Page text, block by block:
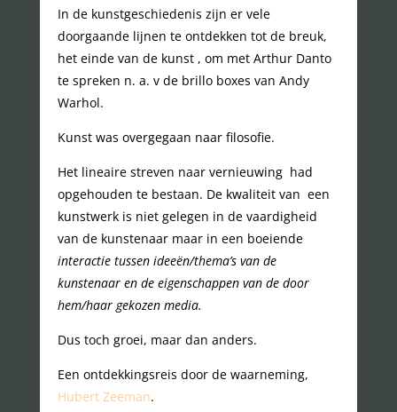
In de kunstgeschiedenis zijn er vele
doorgaande lijnen te ontdekken tot de breuk,
het einde van de kunst , om met Arthur Danto
te spreken n. a. v de brillo boxes van Andy
Warhol.
Kunst was overgegaan naar filosofie.
Het lineaire streven naar vernieuwing had
opgehouden te bestaan. De kwaliteit van een
kunstwerk is niet gelegen in de vaardigheid
van de kunstenaar maar in een boeiende
interactie tussen ideeën/thema’s van de
kunstenaar en de eigenschappen van de door
hem/haar gekozen media.
Dus toch groei, maar dan anders.
Een ontdekkingsreis door de waarneming,
Hubert Zeeman.